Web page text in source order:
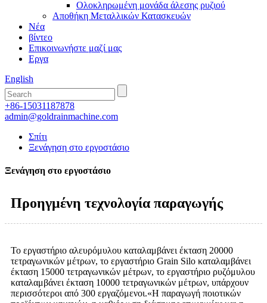
Ολοκληρωμένη μονάδα άλεσης ρυζιού
Αποθήκη Μεταλλικών Κατασκευών
Νέα
βίντεο
Επικοινωνήστε μαζί μας
Εργα
English
+86-15031187878
admin@goldrainmachine.com
Σπίτι
Ξενάγηση στο εργοστάσιο
Ξενάγηση στο εργοστάσιο
Προηγμένη τεχνολογία παραγωγής
Το εργαστήριο αλευρόμυλου καταλαμβάνει έκταση 20000
τετραγωνικών μέτρων, το εργαστήριο Grain Silo καταλαμβάνει
έκταση 15000 τετραγωνικών μέτρων, το εργαστήριο ρυζόμυλου
καταλαμβάνει έκταση 10000 τετραγωνικών μέτρων, υπάρχουν
περισσότεροι από 300 εργαζόμενοι.«Η παραγωγή ποιοτικών